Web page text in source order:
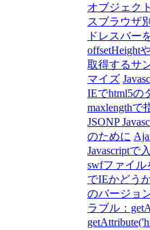
オブジェク
スブラウザ
ドレスバー
offsetHeight
取得するサ
マイズ
IEでhtml5の
maxlengthで
JSONP
のために
Javascriptで
swfファイ
でIEかどう
のバージョ
ラブル：